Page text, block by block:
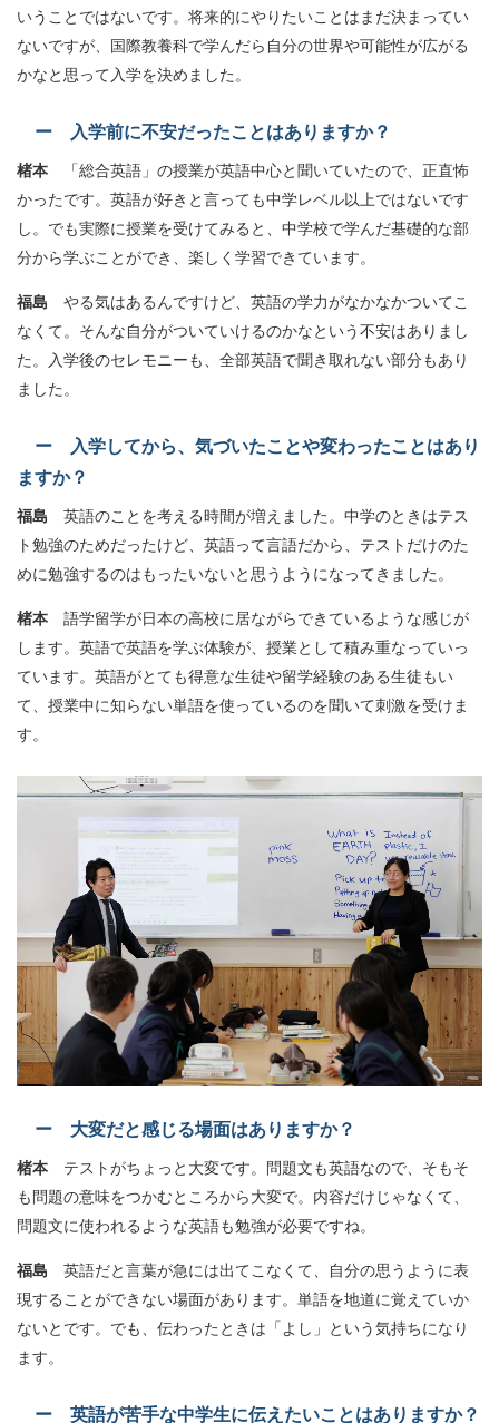
いうことではないです。将来的にやりたいことはまだ決まってい
ないですが、国際教養科で学んだら自分の世界や可能性が広がる
かなと思って入学を決めました。
ー 入学前に不安だったことはありますか？
楮本 「総合英語」の授業が英語中心と聞いていたので、正直怖
かったです。英語が好きと言っても中学レベル以上ではないです
し。でも実際に授業を受けてみると、中学校で学んだ基礎的な部
分から学ぶことができ、楽しく学習できています。
福島 やる気はあるんですけど、英語の学力がなかなかついてこ
なくて。そんな自分がついていけるのかなという不安はありまし
た。入学後のセレモニーも、全部英語で聞き取れない部分もあり
ました。
ー 入学してから、気づいたことや変わったことはあり
ますか？
福島 英語のことを考える時間が増えました。中学のときはテス
ト勉強のためだったけど、英語って言語だから、テストだけのた
めに勉強するのはもったいないと思うようになってきました。
楮本 語学留学が日本の高校に居ながらできているような感じが
します。英語で英語を学ぶ体験が、授業として積み重なっていっ
ています。英語がとても得意な生徒や留学経験のある生徒もい
て、授業中に知らない単語を使っているのを聞いて刺激を受けま
す。
ー 大変だと感じる場面はありますか？
楮本 テストがちょっと大変です。問題文も英語なので、そもそ
も問題の意味をつかむところから大変で。内容だけじゃなくて、
問題文に使われるような英語も勉強が必要ですね。
福島 英語だと言葉が急には出てこなくて、自分の思うように表
現することができない場面があります。単語を地道に覚えていか
ないとです。でも、伝わったときは「よし」という気持ちになり
ます。
ー 英語が苦手な中学生に伝えたいことはありますか？